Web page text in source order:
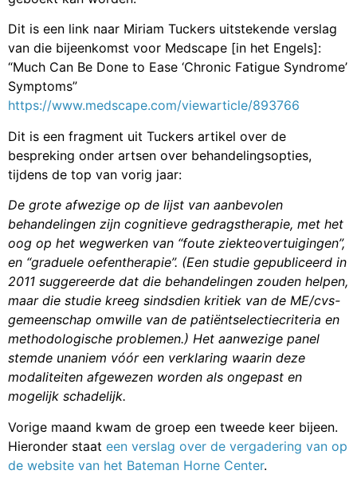
Dit is een link naar Miriam Tuckers uitstekende verslag
van die bijeenkomst voor Medscape [in het Engels]:
“Much Can Be Done to Ease ‘Chronic Fatigue Syndrome’
Symptoms”
https://www.medscape.com/viewarticle/893766
Dit is een fragment uit Tuckers artikel over de
bespreking onder artsen over behandelingsopties,
tijdens de top van vorig jaar:
De grote afwezige op de lijst van aanbevolen
behandelingen zijn cognitieve gedragstherapie, met het
oog op het wegwerken van “foute ziekteovertuigingen”,
en “graduele oefentherapie”. (Een studie gepubliceerd in
2011 suggereerde dat die behandelingen zouden helpen,
maar die studie kreeg sindsdien kritiek van de ME/cvs-
gemeenschap omwille van de patiëntselectiecriteria en
methodologische problemen.) Het aanwezige panel
stemde unaniem vóór een verklaring waarin deze
modaliteiten afgewezen worden als ongepast en
mogelijk schadelijk.
Vorige maand kwam de groep een tweede keer bijeen.
Hieronder staat een verslag over de vergadering van op
de website van het Bateman Horne Center.